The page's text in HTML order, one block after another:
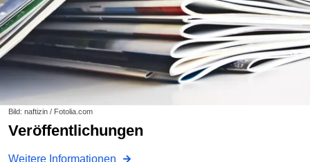
Bild: naftizin / Fotolia.com
Veröffentlichungen
Weitere Informationen